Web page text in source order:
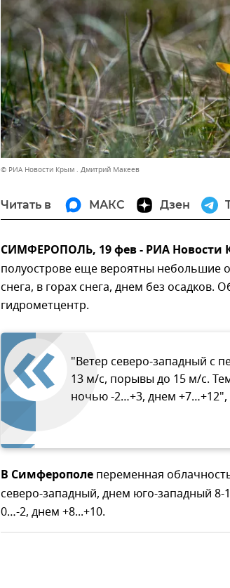
© РИА Новости Крым . Дмитрий Макеев
Читать в МАКС Дзен
СИМФЕРОПОЛЬ, 19 фев - РИА Новости
полуострове еще вероятны небольшие
снега, в горах снега, днем без
гидрометцентр.
"Ветер северо-западный с
13 м/с, порывы до 15 м/с.
ночью -2…+3, днем +7…+12",
В Симферополе переменная
северо-западный, днем юго-западный
0…-2, днем +8...+10.